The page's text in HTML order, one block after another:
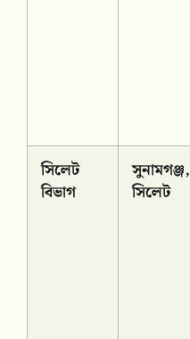
সিলেট
বিভাগ
সুনামগঞ্জ,
সিলেট